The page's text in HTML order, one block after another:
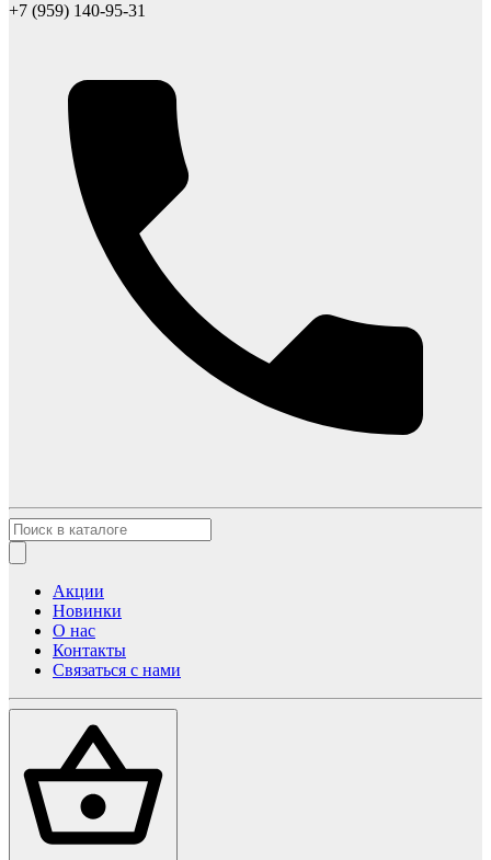
+7 (959) 140-95-31
Акции
Новинки
О нас
Контакты
Связаться с нами